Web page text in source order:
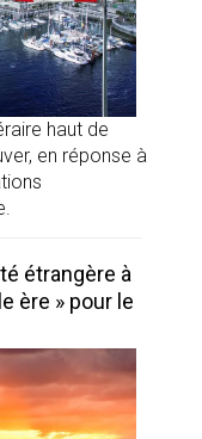
haut de
en réponse à
étrangère à
ère » pour le